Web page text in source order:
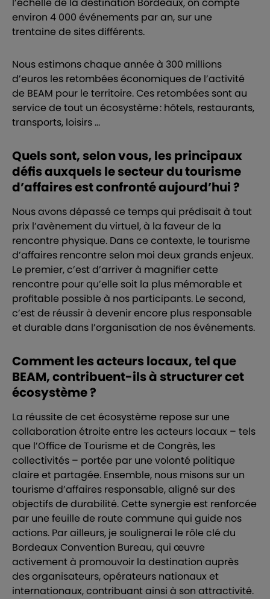
l’échelle de la destination Bordeaux, on compte
environ 4 000 événements par an, sur une
trentaine de sites différents.
Nous estimons chaque année à 300 millions
d’euros les retombées économiques de l’activité
de BEAM pour le territoire. Ces retombées sont au
service de tout un écosystème : hôtels, restaurants,
transports, loisirs …
Quels sont, selon vous, les principaux
défis auxquels le secteur du tourisme
d’affaires est confronté aujourd’hui ?
Nous avons dépassé ce temps qui prédisait à tout
prix l’avènement du virtuel, à la faveur de la
rencontre physique. Dans ce contexte, le tourisme
d’affaires rencontre selon moi deux grands enjeux.
Le premier, c’est d’arriver à magnifier cette
rencontre pour qu’elle soit la plus mémorable et
profitable possible à nos participants. Le second,
c’est de réussir à devenir encore plus responsable
et durable dans l’organisation de nos événements.
Comment les acteurs locaux, tel que
BEAM, contribuent-ils à structurer cet
écosystème ?
La réussite de cet écosystème repose sur une
collaboration étroite entre les acteurs locaux – tels
que l’Office de Tourisme et de Congrès, les
collectivités – portée par une volonté politique
claire et partagée. Ensemble, nous misons sur un
tourisme d’affaires responsable, aligné sur des
objectifs de durabilité. Cette synergie est renforcée
par une feuille de route commune qui guide nos
actions. Par ailleurs, je soulignerai le rôle clé du
Bordeaux Convention Bureau, qui œuvre
activement à promouvoir la destination auprès
des organisateurs, opérateurs nationaux et
internationaux, contribuant ainsi à son attractivité.